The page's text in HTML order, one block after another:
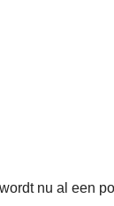
nu al een